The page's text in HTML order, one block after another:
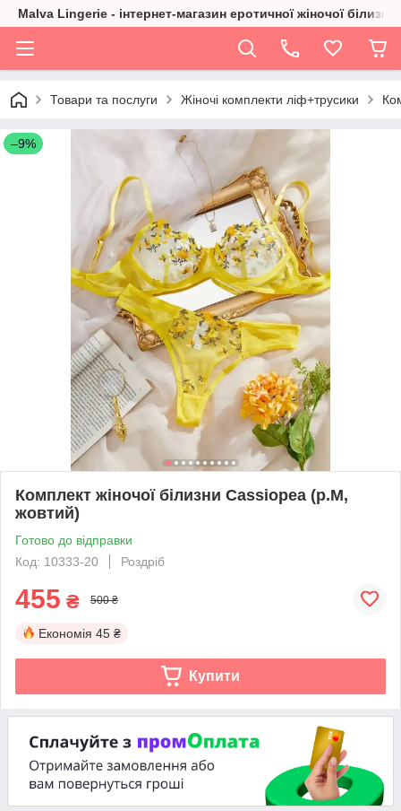
Malva Lingerie - інтернет-магазин еротичної жіночої білизни
Товари та послуги Жіночі комплекти ліф+трусики
–9%
Комплект жіночої білизни Cassiopea (р.М,
жовтий)
Готово до відправки
Код: 10333-20
Роздріб
455 ₴ 500 ₴
Економія 45 ₴
Купити